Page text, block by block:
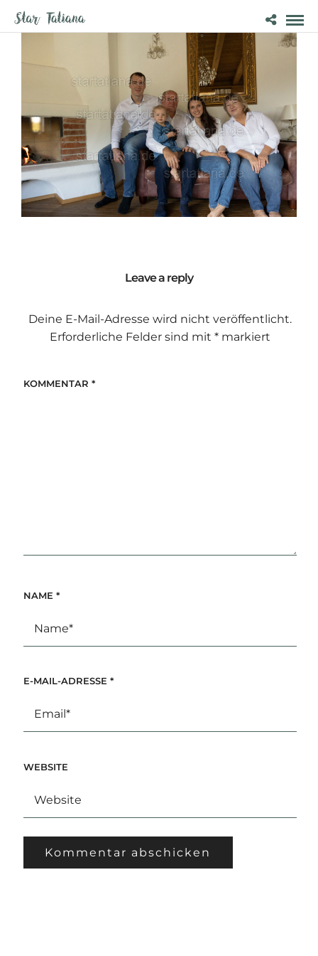
Leave a reply
Deine E-Mail-Adresse wird nicht veröffentlicht.
Erforderliche Felder sind mit *markiert
KOMMENTAR *
NAME *
E-MAIL-ADRESSE *
WEBSITE